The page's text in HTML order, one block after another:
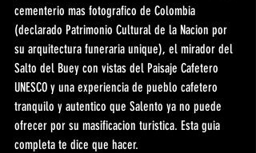
cementerio mas fotografico de Colombia
(declarado Patrimonio Cultural de la Nacion por
su arquitectura funeraria unique), el mirador del
Salto del Buey con vistas del Paisaje Cafetero
UNESCO y una experiencia de pueblo cafetero
tranquilo y autentico que Salento ya no puede
ofrecer por su masificacion turistica. Esta guia
completa te dice que hacer.